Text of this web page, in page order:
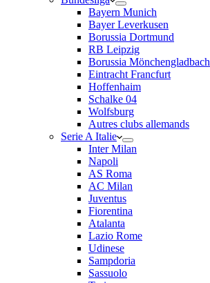
Bayern Munich
Bayer Leverkusen
Borussia Dortmund
RB Leipzig
Borussia Mönchengladbach
Eintracht Francfurt
Hoffenhaim
Schalke 04
Wolfsburg
Autres clubs allemands
Serie A Italie
Inter Milan
Napoli
AS Roma
AC Milan
Juventus
Fiorentina
Atalanta
Lazio Rome
Udinese
Sampdoria
Sassuolo